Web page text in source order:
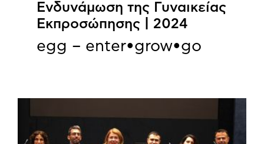
Ενδυνάμωση της Γυναικείας
Εκπροσώπησης | 2024
egg – enter•grow•go